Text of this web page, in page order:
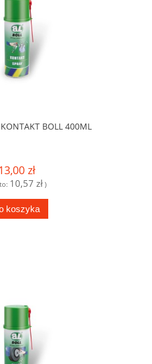
KONTAKT BOLL 400ML
13,00 zł
10,57 zł )
koszyka